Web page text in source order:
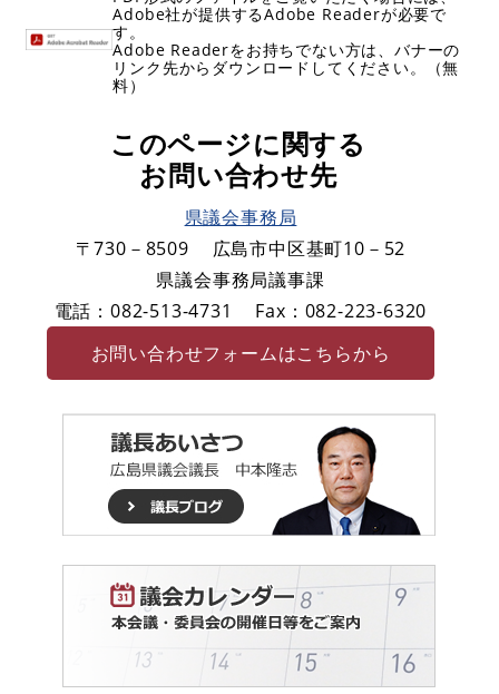
Adobe社が提供するAdobe Readerが必要で
す。
Adobe Readerをお持ちでない方は、バナーの
リンク先からダウンロードしてください。（無
料）
このページに関する
お問い合わせ先
県議会事務局
〒730－8509
広島市中区基町10－52
県議会事務局議事課
電話：082-513-4731
Fax：082-223-6320
お問い合わせフォームはこちらから